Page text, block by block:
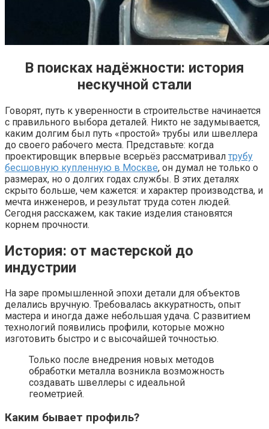
В поисках надёжности: история
нескучной стали
Говорят, путь к уверенности в строительстве начинается
с правильного выбора деталей. Никто не задумывается,
каким долгим был путь «простой» трубы или швеллера
до своего рабочего места. Представьте: когда
проектировщик впервые всерьёз рассматривал трубу
бесшовную купленную в Москве, он думал не только о
размерах, но о долгих годах службы. В этих деталях
скрыто больше, чем кажется: и характер производства, и
мечта инженеров, и результат труда сотен людей.
Сегодня расскажем, как такие изделия становятся
корнем прочности.
История: от мастерской до
индустрии
На заре промышленной эпохи детали для объектов
делались вручную. Требовалась аккуратность, опыт
мастера и иногда даже небольшая удача. С развитием
технологий появились профили, которые можно
изготовить быстро и с высочайшей точностью.
Только после внедрения новых методов
обработки металла возникла возможность
создавать швеллеры с идеальной
геометрией.
Каким бывает профиль?